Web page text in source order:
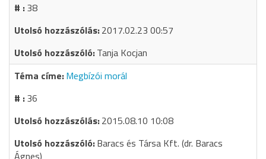
38
2017.02.23 00:57
Tanja Kocjan
Megbízói morál
36
2015.08.10 10:08
Baracs és Társa Kft. (dr. Baracs
Ágnes)